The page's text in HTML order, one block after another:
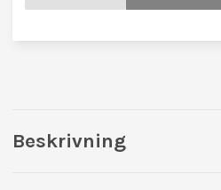
Beskrivning